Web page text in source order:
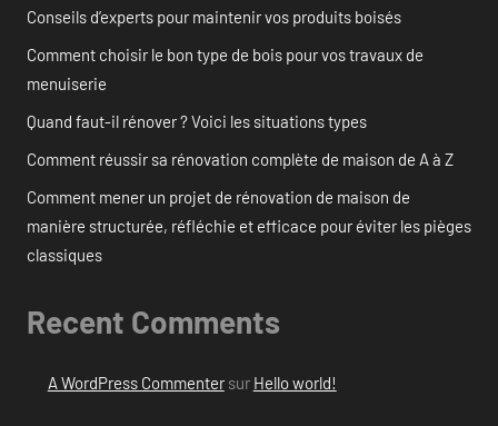
Conseils d’experts pour maintenir vos produits boisés
Comment choisir le bon type de bois pour vos travaux de
menuiserie
Quand faut-il rénover ? Voici les situations types
Comment réussir sa rénovation complète de maison de A à Z
Comment mener un projet de rénovation de maison de
manière structurée, réfléchie et efficace pour éviter les pièges
classiques
Recent Comments
A WordPress Commentersur Hello world!